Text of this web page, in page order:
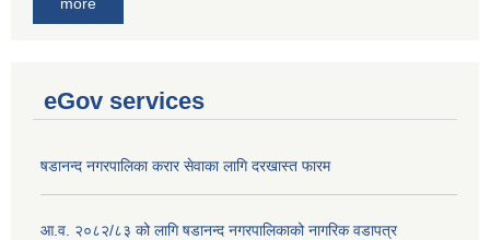
eGov services
षडानन्द नगरपालिका करार सेवाका लागि दरखास्त फारम
आ.व. २०८२/८३ को लागि षडानन्द नगरपालिकाको नागरिक वडापत्र